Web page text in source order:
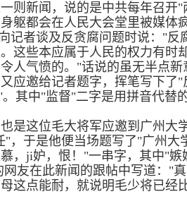
则新闻，说的是中共每年召开"
躯都会在人民大会堂里被媒体
记者谈及反贪腐问题时说："反
这些本应属于人民的权力有时
人气愤的。"话说的虽无半点新
应邀给记者题字，挥笔写下了"
其中"监督"二字是用拼音代替的
是这位毛大将军应邀到广州大
，于是他便当场题写了"广州大
，ji妒，恨！"一串字，其中"嫉
友在此新闻的跟帖中写道："
这点能耐，就说明毛少将已经